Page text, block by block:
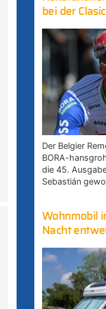
bei der
Der Belgier
BORA-
die 45.
Sebastián
Wohnmobil
Nacht